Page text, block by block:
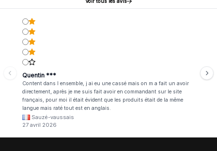
Quentin ***
Content dans l ensemble, j ai eu une cassé mais on m a fait un avoir
directement, après je me suis fait avoir en commandant sur le site
français, pour moi il était évident que les produits était de la même
langue mais raté tout est en anglais.
Sauzé-vaussais
27 avril 2026